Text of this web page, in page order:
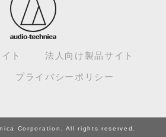
ト 法人向け製品サイト
プライバシーポリシー
Corporation. All rights reserved.